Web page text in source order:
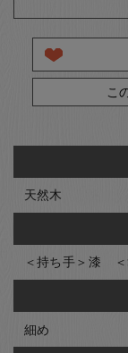
こ
天然木
＜持ち手＞漆 ＜
細め